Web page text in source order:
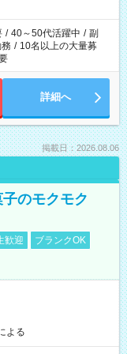
/ 40～50代活躍中 / 副
/ 10名以上の大量募
詳細へ
掲載日：2026.08.06
のモクモク
歓迎
ブランクOK
よる